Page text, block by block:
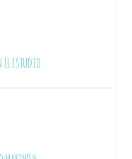
EL ESTUDIO